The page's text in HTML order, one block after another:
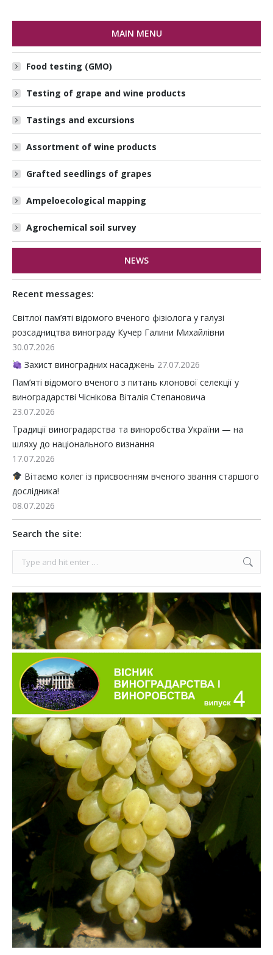
MAIN MENU
Food testing (GMO)
Testing of grape and wine products
Tastings and excursions
Assortment of wine products
Grafted seedlings of grapes
Ampeloecological mapping
Agrochemical soil survey
NEWS
Recent messages:
Світлої пам’яті відомого вченого фізіолога у галузі
розсадництва винограду Кучер Галини Михайлівни
30.07.2026
Захист виноградних насаджень 27.07.2026
Пам’яті відомого вченого з питань клонової селекції у
виноградарстві Чіснікова Віталія Степановича
23.07.2026
Традиції виноградарства та виноробства України — на
шляху до національного визнання
17.07.2026
Вітаємо колег із присвоєнням вченого звання старшого
дослідника!
08.07.2026
Search the site: